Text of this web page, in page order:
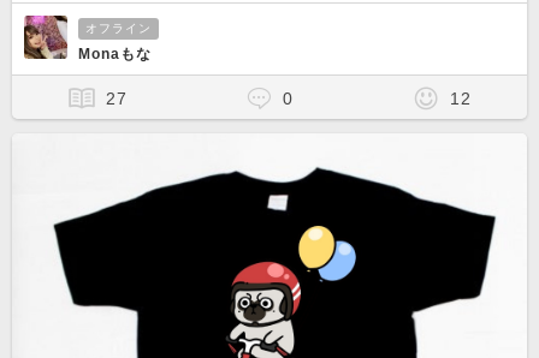
オフライン
Monaもな
27 0 12